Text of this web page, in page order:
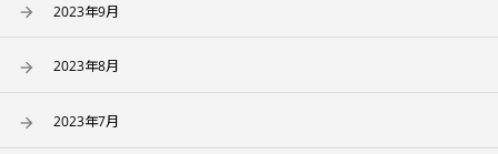
2023年9月
2023年8月
2023年7月